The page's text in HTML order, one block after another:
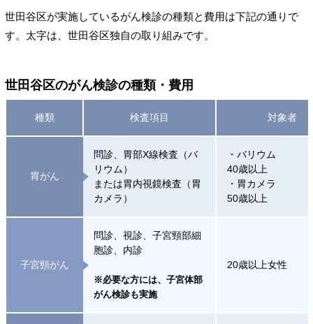
世田谷区が実施しているがん検診の種類と費用は下記の通りで
す。太字は、世田谷区独自の取り組みです。
世田谷区のがん検診の種類・費用
種類 検査項目 対象者
胃がん
問診、胃部X線検査（バ
リウム）
または胃内視鏡検査（胃
カメラ）
・バリウム
40歳以上
・胃カメラ
50歳以上
子宮頸がん
問診、視診、子宮頸部細
胞診、内診
※必要な方には、子宮体部
がん検診も実施
20歳以上女性